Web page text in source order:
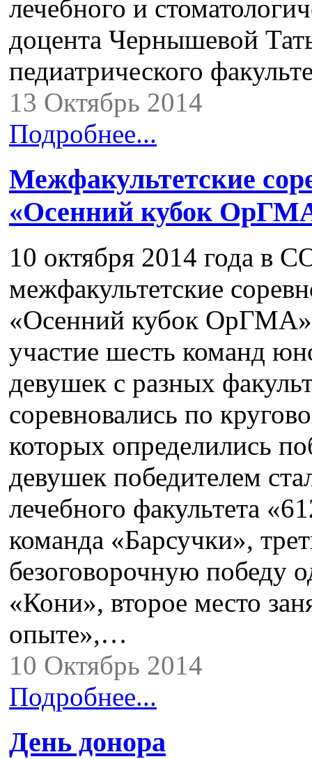
лечебного и
доцента Чернышевой
педиатрического
13 Октябрь 2014
Подробнее...
Межфакультетские
«Осенний кубок
10 октября 2014 года в
межфакультетские
«Осенний кубок
участие шесть команд
девушек с разных
соревновались по
которых определились
девушек победителем
лечебного факультета
команда «Барсучки»,
безоговорочную победу
«Кони», второе место
опыте»,…
10 Октябрь 2014
Подробнее...
День донора